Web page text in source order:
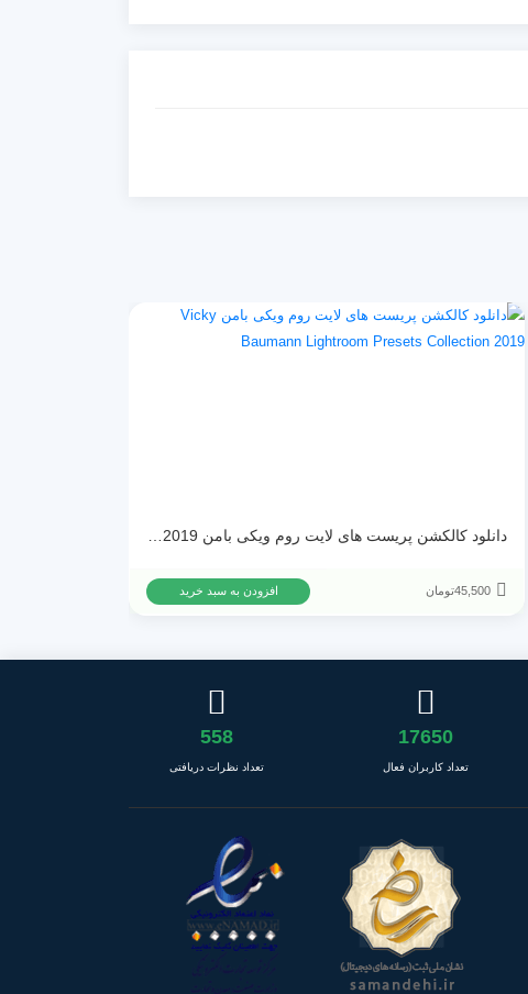
45,500تومان افزودن به سبد خرید
17650
تعداد کاربران فعال
558
تعداد نظرات دریافتی